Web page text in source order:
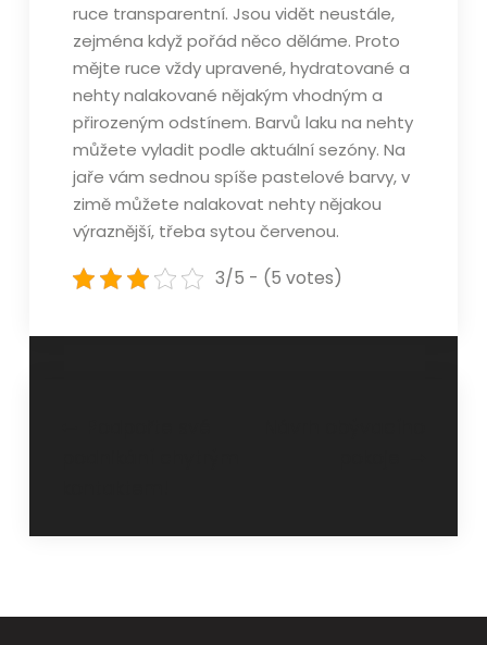
ruce transparentní. Jsou vidět neustále,
zejména když pořád něco děláme. Proto
mějte ruce vždy upravené, hydratované a
nehty nalakované nějakým vhodným a
přirozeným odstínem. Barvů laku na nehty
můžete vyladit podle aktuální sezóny. Na
jaře vám sednou spíše pastelové barvy, v
zimě můžete nalakovat nehty nějakou
výraznější, třeba sytou červenou.
3/5 - (5 votes)